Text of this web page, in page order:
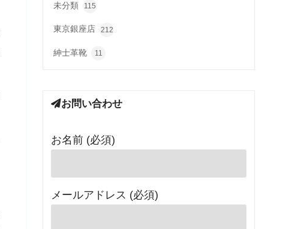
未分類 115
東京銀座店 212
紳士革靴 11
お問い合わせ
お名前 (必須)
メールアドレス (必須)